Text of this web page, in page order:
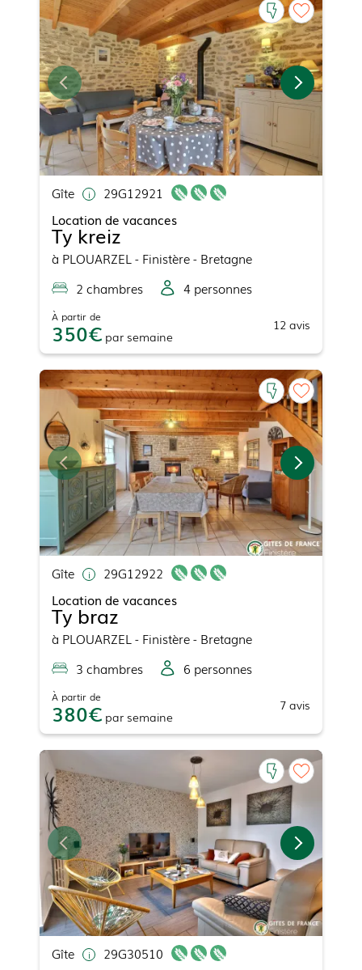
Gîte
29G12921
Location de vacances
Ty kreiz
à PLOUARZEL - Finistère - Bretagne
2 chambres 4 personnes
À partir de
350 par semaine
12 avis
Gîte
29G12922
Location de vacances
Ty braz
à PLOUARZEL - Finistère - Bretagne
3 chambres 6 personnes
À partir de
380 par semaine
7 avis
Gîte
29G30510